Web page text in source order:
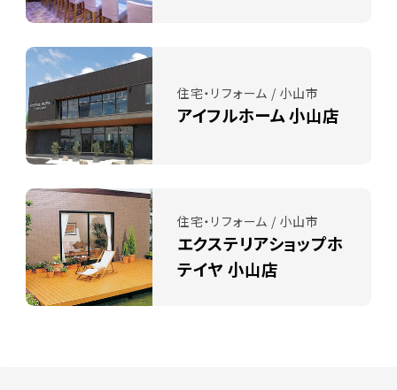
住宅・リフォーム / 小山市
アイフルホーム 小山店
住宅・リフォーム / 小山市
エクステリアショップホ
テイヤ 小山店